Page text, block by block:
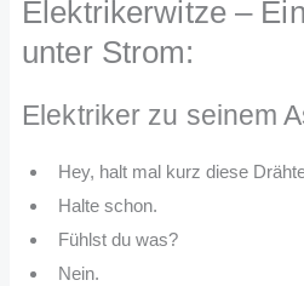
Elektrikerwitze –
unter Strom:
Elektriker zu seinem
Hey, halt mal kurz diese
Halte schon.
Fühlst du was?
Nein.